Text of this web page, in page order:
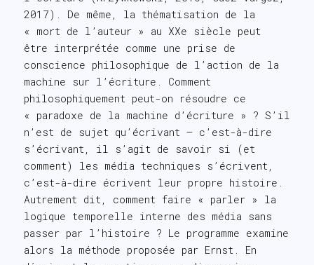
2017). De même, la thématisation de la
« mort de l’auteur » au XXe siècle peut
être interprétée comme une prise de
conscience philosophique de l’action de la
machine sur l’écriture. Comment
philosophiquement peut-on résoudre ce
« paradoxe de la machine d’écriture » ? S’il
n’est de sujet qu’écrivant – c’est-à-dire
s’écrivant, il s’agit de savoir si (et
comment) les média techniques s’écrivent,
c’est-à-dire écrivent leur propre histoire.
Autrement dit, comment faire « parler » la
logique temporelle interne des média sans
passer par l’histoire ? Le programme examine
alors la méthode proposée par Ernst. En